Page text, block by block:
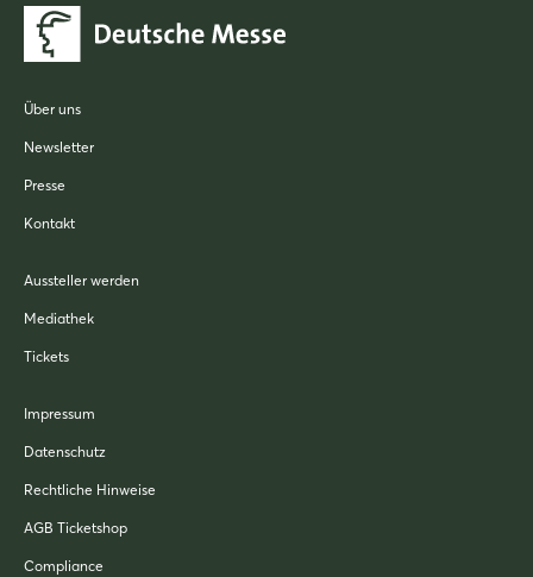
Über uns
Newsletter
Presse
Kontakt
Aussteller werden
Mediathek
Tickets
Impressum
Datenschutz
Rechtliche Hinweise
AGB Ticketshop
Compliance